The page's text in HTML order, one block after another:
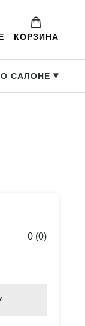
КОРЗИНА
О САЛОНЕ ▸
0 (0)